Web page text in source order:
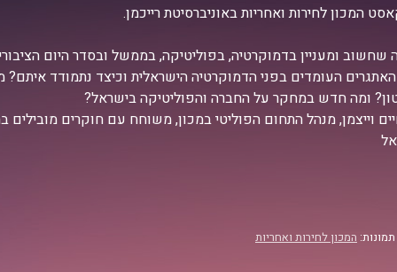
המכון לחירות ואחריות באוניברסיטת רייכמן.
שחשוב ומעניין בדמוקרטיה, בפוליטיקה, בממשל ובסדר היום
העומדים בפני הדמוקרטיה הישראלית וכיצד נתמודד איתם?
ומה חדש במחקר על החברה והפוליטיקה בישראל?
וייצמן, מנהל התחום הפוליטי במכון, משוחח עם חוקרים
המכון לחירות ואחריות